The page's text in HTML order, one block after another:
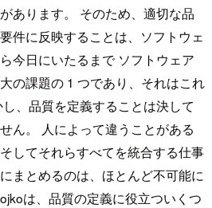
あります。 そのため、適切な品
件に反映することは、ソフトウェ
今日にいたるまで ソフトウェア
の課題の 1 つであり、それはこれ
、品質を定義することは決して
ん。 人によって違うことがある
してそれらすべてを統合する仕事
まとめるのは、ほとんど不可能に
は、品質の定義に役立ついくつ